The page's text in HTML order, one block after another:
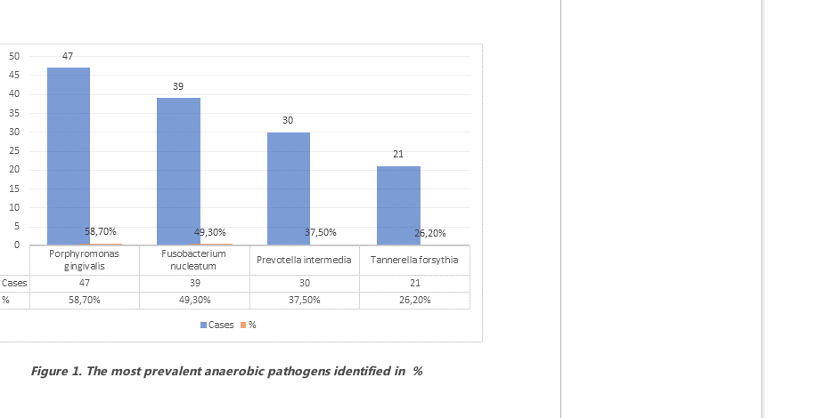
Figure 1. The most prevalent anaerobic pathogens identified in %